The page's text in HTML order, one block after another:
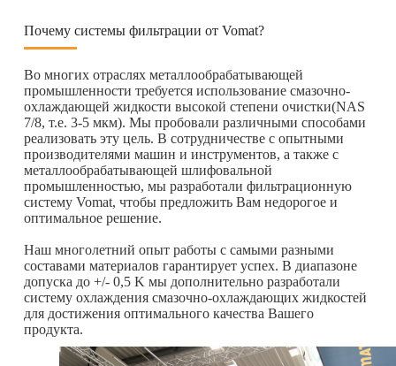
Почему системы фильтрации от Vomat?
Во многих отраслях металлообрабатывающей
промышленности требуется использование смазочно-
охлаждающей жидкости высокой степени очистки(NAS
7/8, т.е. 3-5 мкм). Мы пробовали различными способами
реализовать эту цель. В сотрудничестве с опытными
производителями машин и инструментов, а также с
металлообрабатывающей шлифовальной
промышленностью, мы разработали фильтрационную
систему Vomat, чтобы предложить Вам недорогое и
оптимальное решение.
Наш многолетний опыт работы с самыми разными
составами материалов гарантирует успех. В диапазоне
допуска до +/- 0,5 K мы дополнительно разработали
систему охлаждения смазочно-охлаждающих жидкостей
для достижения оптимального качества Вашего
продукта.